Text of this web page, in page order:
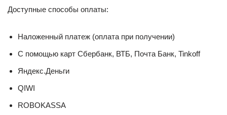
Доступные способы оплаты:
Наложенный платеж (оплата при получении)
С помощью карт Сбербанк, ВТБ, Почта Банк, Tinkoff
Яндекс.Деньги
QIWI
ROBOKASSA